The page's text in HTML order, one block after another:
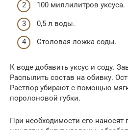
100 миллилитров уксуса.
0,5 л воды.
Столовая ложка соды.
К воде добавить уксус и соду.
Распылить состав на обивку.
Раствор убирают с помощью
поролоновой губки.
При необходимости его наносят